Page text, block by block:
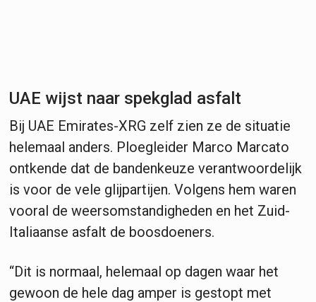
UAE wijst naar spekglad asfalt
Bij UAE Emirates-XRG zelf zien ze de situatie
helemaal anders. Ploegleider Marco Marcato
ontkende dat de bandenkeuze verantwoordelijk
is voor de vele glijpartijen. Volgens hem waren
vooral de weersomstandigheden en het Zuid-
Italiaanse asfalt de boosdoeners.
“Dit is normaal, helemaal op dagen waar het
gewoon de hele dag amper is gestopt met